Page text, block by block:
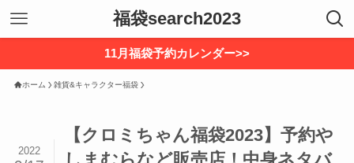
福袋search2023
11月福袋予約カレンダー>>
ホーム 雑貨&キャラクター福袋
【クロミちゃん福袋2023】予約や
2022